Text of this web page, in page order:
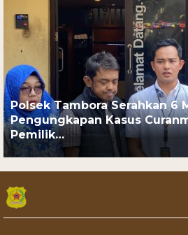
Polsek Tambora Serahkan 6
Pengungkapan Kasus
Pemilik…